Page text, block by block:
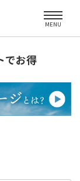
MENU
でお得